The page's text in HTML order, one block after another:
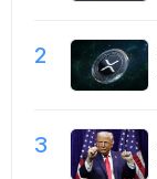
2
3